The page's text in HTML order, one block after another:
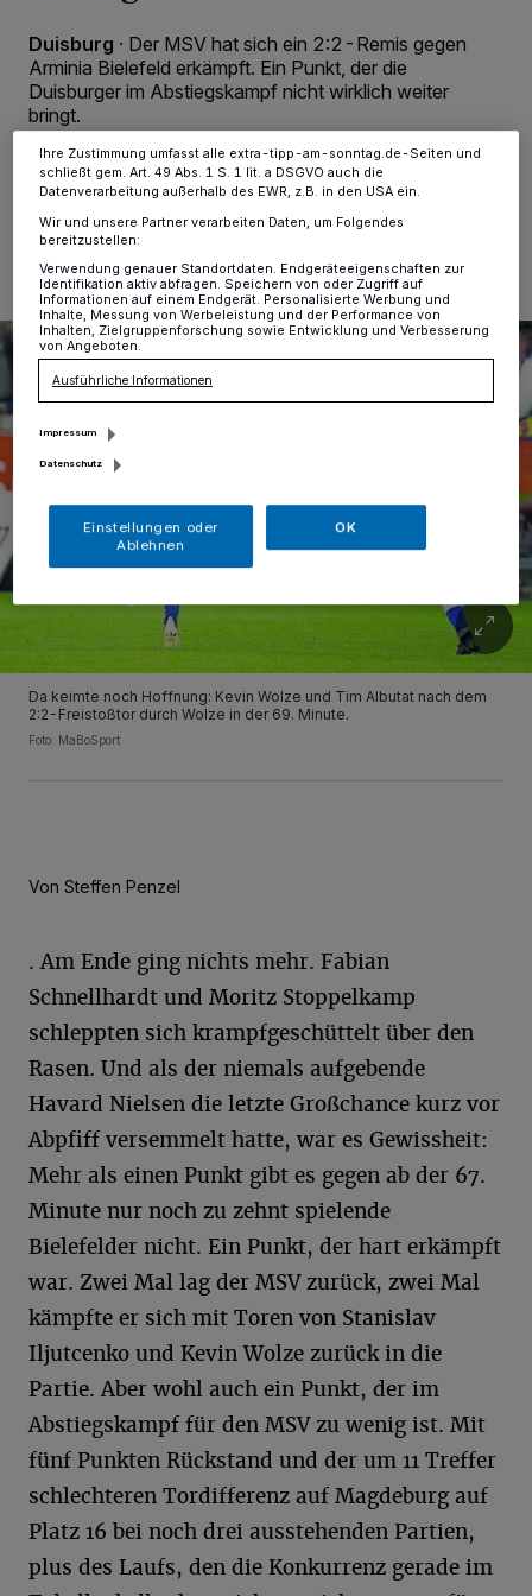
Duisburg · Der MSV hat sich ein 2:2-Remis gegen
Arminia Bielefeld erkämpft. Ein Punkt, der die
Duisburger im Abstiegskampf nicht wirklich weiter
bringt.
29.04.2019 , 23:10 Uhr 2 Minuten Lesezeit
Da keimte noch Hoffnung: Kevin Wolze und Tim Albutat nach dem
2:2-Freistoßtor durch Wolze in der 69. Minute.
Foto: MaBoSport
Von Steffen Penzel
. Am Ende ging nichts mehr. Fabian
Schnellhardt und Moritz Stoppelkamp
schleppten sich krampfgeschüttelt über den
Rasen. Und als der niemals aufgebende
Havard Nielsen die letzte Großchance kurz vor
Abpfiff versemmelt hatte, war es Gewissheit:
Mehr als einen Punkt gibt es gegen ab der 67.
Minute nur noch zu zehnt spielende
Bielefelder nicht. Ein Punkt, der hart erkämpft
war. Zwei Mal lag der MSV zurück, zwei Mal
kämpfte er sich mit Toren von Stanislav
Iljutcenko und Kevin Wolze zurück in die
Partie. Aber wohl auch ein Punkt, der im
Abstiegskampf für den MSV zu wenig ist. Mit
fünf Punkten Rückstand und der um 11 Treffer
schlechteren Tordifferenz auf Magdeburg auf
Platz 16 bei noch drei ausstehenden Partien,
plus des Laufs, den die Konkurrenz gerade im
dieses Menü jederzeit wieder aufrufen, um Ihre Einstellungen zu
ändern oder Ihre Einwilligung zu widerrufen, indem Sie auf den Link
Einstellungen oder Ablehnen am unteren Rand der Webseite klicken.
Ihre Einstellungen gelten innerhalb unseres Website. Weitere
Informationen finden Sie in unserer Datenschutzerklärung.
Ihre Zustimmung umfasst alle extra-tipp-am-sonntag.de-Seiten und
schließt gem. Art. 49 Abs. 1 S. 1 lit. a DSGVO auch die
Datenverarbeitung außerhalb des EWR, z.B. in den USA ein.
Wir und unsere Partner verarbeiten Daten, um Folgendes
bereitzustellen:
Verwendung genauer Standortdaten. Endgeräteeigenschaften zur
Identifikation aktiv abfragen. Speichern von oder Zugriff auf
Informationen auf einem Endgerät. Personalisierte Werbung und
Inhalte, Messung von Werbeleistung und der Performance von
Inhalten, Zielgruppenforschung sowie Entwicklung und Verbesserung
von Angeboten.
Ausführliche Informationen
Impressum
Datenschutz
Einstellungen oder
Ablehnen
OK